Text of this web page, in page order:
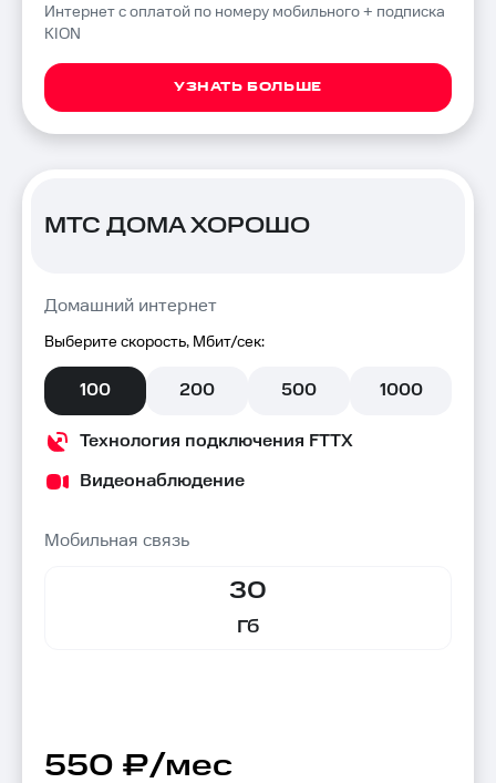
Интернет с оплатой по номеру мобильного + подписка
KION
УЗНАТЬ БОЛЬШЕ
МТС ДОМА ХОРОШО
Домашний интернет
Выберите скорость, Мбит/сек:
100 200 500 1000
Технология подключения FTTX
Видеонаблюдение
Мобильная связь
30
Гб
550 ₽/мес